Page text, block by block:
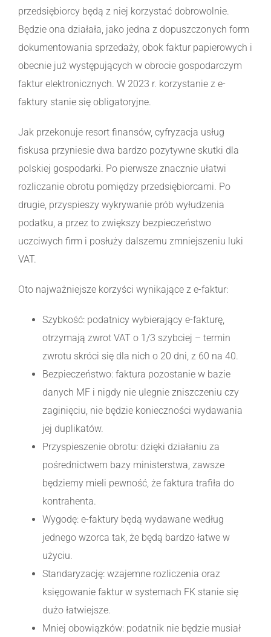
przedsiębiorcy będą z niej korzystać dobrowolnie.
Będzie ona działała, jako jedna z dopuszczonych form
dokumentowania sprzedaży, obok faktur papierowych i
obecnie już występujących w obrocie gospodarczym
faktur elektronicznych. W 2023 r. korzystanie z e-
faktury stanie się obligatoryjne.
Jak przekonuje resort finansów, cyfryzacja usług
fiskusa przyniesie dwa bardzo pozytywne skutki dla
polskiej gospodarki. Po pierwsze znacznie ułatwi
rozliczanie obrotu pomiędzy przedsiębiorcami. Po
drugie, przyspieszy wykrywanie prób wyłudzenia
podatku, a przez to zwiększy bezpieczeństwo
uczciwych firm i posłuży dalszemu zmniejszeniu luki
VAT.
Oto najważniejsze korzyści wynikające z e-faktur:
Szybkość: podatnicy wybierający e-fakturę,
otrzymają zwrot VAT o 1/3 szybciej – termin
zwrotu skróci się dla nich o 20 dni, z 60 na 40.
Bezpieczeństwo: faktura pozostanie w bazie
danych MF i nigdy nie ulegnie zniszczeniu czy
zaginięciu, nie będzie konieczności wydawania
jej duplikatów.
Przyspieszenie obrotu: dzięki działaniu za
pośrednictwem bazy ministerstwa, zawsze
będziemy mieli pewność, że faktura trafiła do
kontrahenta.
Wygodę: e-faktury będą wydawane według
jednego wzorca tak, że będą bardzo łatwe w
użyciu.
Standaryzację: wzajemne rozliczenia oraz
księgowanie faktur w systemach FK stanie się
dużo łatwiejsze.
Mniej obowiązków: podatnik nie będzie musiał